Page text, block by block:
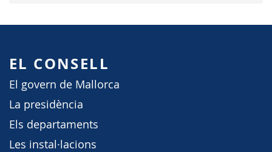
EL CONSELL
El govern de Mallorca
La presidència
Els departaments
Les instal·lacions